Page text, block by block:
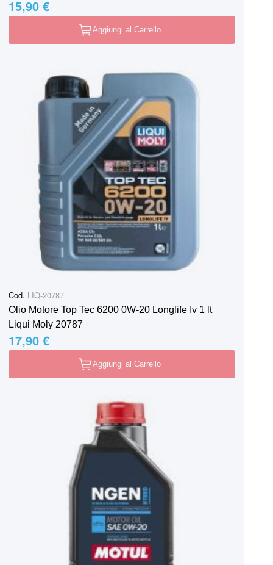
15,90 €
Aggiungi al Carrello
Cod. LIQ-20787
Olio Motore Top Tec 6200 0W-20 Longlife Iv 1 lt
Liqui Moly 20787
17,90 €
Aggiungi al Carrello